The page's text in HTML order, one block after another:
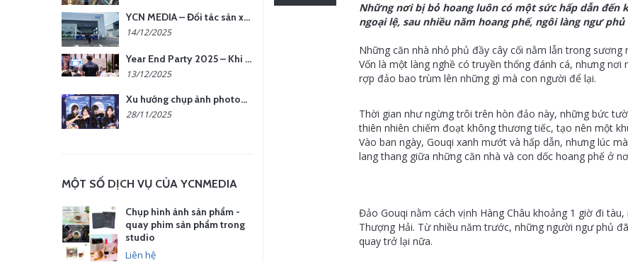
Những nơi bị bỏ hoang luôn có một sức hấp dẫn đến
ngoại lệ, sau nhiều năm hoang phế, ngôi làng ngư
Những căn nhà nhỏ phủ đầy cây cối nằm lẫn trong
Vốn là một làng nghề có truyền thống đánh cá, nhưng
rợp đảo bao trùm lên những gì mà con người để lại.
Thời gian như ngừng trôi trên hòn đảo này, những bức
thiên nhiên chiếm đoạt không thương tiếc, tạo nên một
Vào ban ngày, Gouqi xanh mướt và hấp dẫn, nhưng lúc
lang thang giữa những căn nhà và con dốc hoang phế ở
Đảo Gouqi nằm cách vịnh Hàng Châu khoảng 1 giờ đi
Thượng Hải. Từ nhiều năm trước, những người ngư phủ
quay trở lại nữa.
YCN MEDIA – Đối tác sản xuất hình ảnh chuyên nghiệp cho doanh nghiệp tại Hà Nội
14/12/2025
Year End Party 2025 – Khi Khoảnh Khắc Trở Thành Dấu Ấn | Gói Ưu Đãi Tháng 12 Từ YCN Media
13/12/2025
Xu hướng chụp ảnh photobooth tại các sự kiện hiện nay
28/11/2025
MỘT SỐ DỊCH VỤ CỦA YCNMEDIA
Chụp hình ảnh sản phẩm -
quay phim sản phẩm trong
studio
Liên hệ